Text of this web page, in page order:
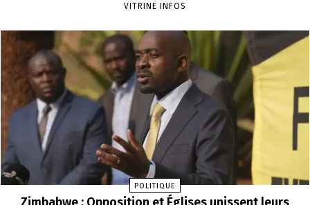
VITRINE INFOS
POLITIQUE